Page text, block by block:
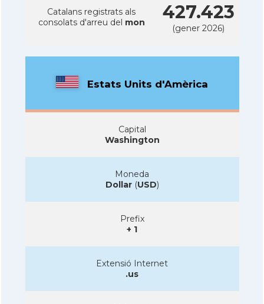
Catalans registrats als
consolats d'arreu del mon 427.423
(gener 2026)
Estats Units d'Amèrica
Capital
Washington
Moneda
Dollar(USD)
Prefix
+ 1
Extensió Internet
.us